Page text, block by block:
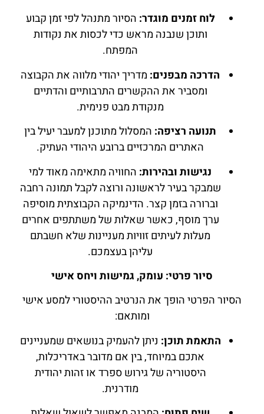
לוח זמנים מוגדר: הסיור מתנהל לפי זמן קבוע
ותוכן שנבנה מראש כדי לכסות את נקודות
המפתח.
הדרכה מבפנים: מדריך יהודי מלווה את הקבוצה
ומסביר את ההקשרים התרבותיים והדתיים
מנקודת מבט פנימית.
תנועה רציפה: המסלול מתוכנן למעבר יעיל בין
האתרים המרכזיים ברובע היהודי העתיק.
נגישות ובהירות: החוויה מתאימה מאוד למי
שמבקר בעיר לראשונה ורוצה לקבל תמונה רחבה
וברורה בזמן קצר. הדינמיקה הקבוצתית מוסיפה
ערך מוסף, כאשר שאלות של משתתפים אחרים
מעלות לעיתים זוויות מעניינות שלא חשבתם
עליהן בעצמכם.
סיור פרטי: עומק, גמישות ויחס אישי
הסיור הפרטי הופך את הנרטיב ההיסטורי למסע אישי
ומותאם:
התאמת תוכן: ניתן להעמיק בנושאים שמעניינים
אתכם במיוחד, בין אם מדובר באדריכלות,
היסטוריה של גירוש ספרד או זהות יהודית
מודרנית.